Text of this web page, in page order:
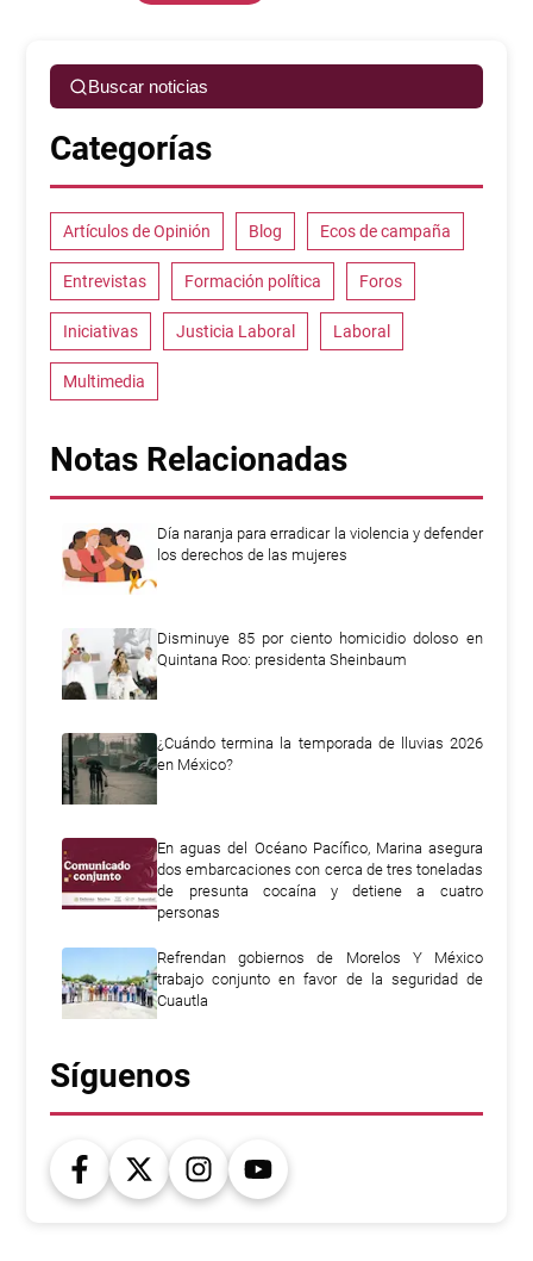
Buscar noticias
Categorías
Artículos de Opinión Blog Ecos de campaña
Entrevistas Formación política Foros
Iniciativas Justicia Laboral Laboral
Multimedia
Notas Relacionadas
Día naranja para erradicar la violencia y defender
los derechos de las mujeres
Disminuye 85 por ciento homicidio doloso en
Quintana Roo: presidenta Sheinbaum
¿Cuándo termina la temporada de lluvias 2026
en México?
En aguas del Océano Pacífico, Marina asegura
dos embarcaciones con cerca de tres toneladas
de presunta cocaína y detiene a cuatro
personas
Refrendan gobiernos de Morelos Y México
trabajo conjunto en favor de la seguridad de
Cuautla
Síguenos